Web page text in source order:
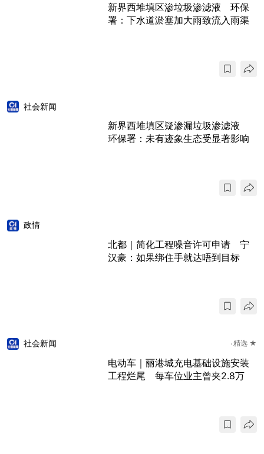
新界西堆填区渗垃圾渗滤液 环保
署：下水道淤塞加大雨致流入雨渠
社会新闻
新界西堆填区疑渗漏垃圾渗滤液
环保署：未有迹象生态受显著影响
政情
北都｜简化工程噪音许可申请 宁
汉豪：如果绑住手就达唔到目标
社会新闻 精选 ★
电动车｜丽港城充电基础设施安装
工程烂尾 每车位业主曾夹2.8万